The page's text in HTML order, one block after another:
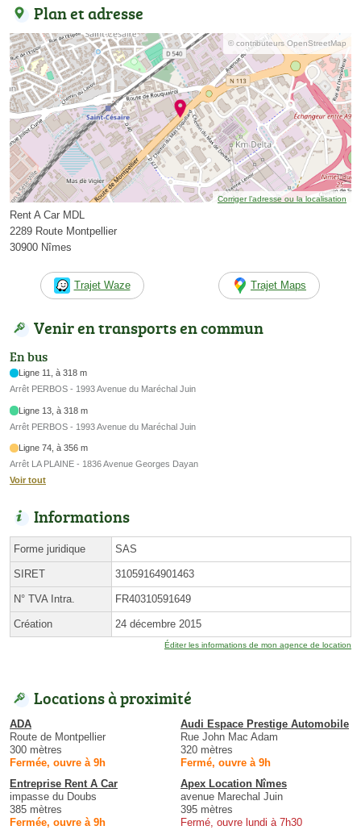
Plan et adresse
© contributeurs OpenStreetMap
Corriger l’adresse ou la localisation
Rent A Car MDL
2289 Route Montpellier
30900 Nîmes
Trajet Waze Trajet Maps
Venir en transports en commun
En bus
Ligne 11, à 318 m
Arrêt PERBOS - 1993 Avenue du Maréchal Juin
Ligne 13, à 318 m
Arrêt PERBOS - 1993 Avenue du Maréchal Juin
Ligne 74, à 356 m
Arrêt LA PLAINE - 1836 Avenue Georges Dayan
Voir tout
Informations
Forme juridique SAS
SIRET 31059164901463
N° TVA Intra. FR40310591649
Création 24 décembre 2015
Éditer les informations de mon agence de location
Locations à proximité
ADA
Route de Montpellier
300 mètres
Fermée, ouvre à 9h
Audi Espace Prestige Automobile
Rue John Mac Adam
320 mètres
Fermé, ouvre à 9h
Entreprise Rent A Car
impasse du Doubs
385 mètres
Fermée, ouvre à 9h
Apex Location Nîmes
avenue Marechal Juin
395 mètres
Fermé, ouvre lundi à 7h30